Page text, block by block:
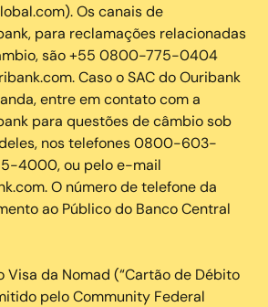
Os canais de
para reclamações relacionadas
são +55 0800-775-0404
Caso o SAC do Ouribank
entre em contato com a
para questões de câmbio sob
nos telefones 0800-603-
4000, ou pelo e-mail
O número de telefone da
ao Público do Banco Central
da Nomad (“Cartão de Débito
pelo Community Federal